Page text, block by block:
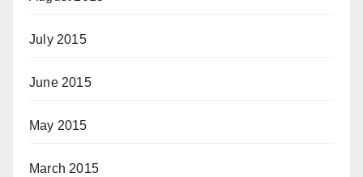
July 2015
June 2015
May 2015
March 2015